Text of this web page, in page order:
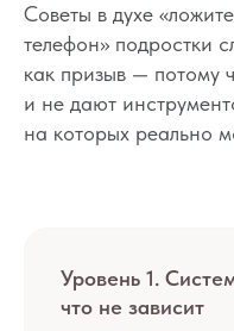
Советы в духе
телефон» подростки
как призыв — потому
и не дают
на которых реально
Уровень 1.
что не зависит
ИП
Пн-
+7
sos@o-sne.online
Все права на материалы
защищены законом об